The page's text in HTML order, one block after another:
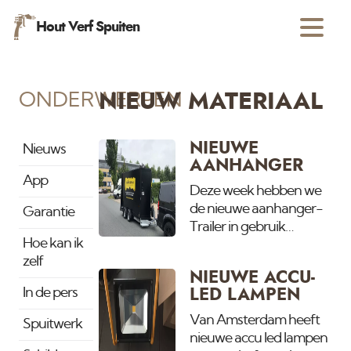
Hout Verf Spuiten
ONDERWERPEN
Nieuws
App
Garantie
Hoe kan ik
zelf
In de pers
Spuitwerk
NIEUW MATERIAAL
NIEUWE
AANHANGER
Deze week hebben we
de nieuwe aanhanger-
Trailer in gebruik
wij op meerdere grote
projecten tegelijk
werken was er behoefde
aan eentje extra.
NIEUWE ACCU-
LED LAMPEN
Van Amsterdam heeft
nieuwe accu led lampen